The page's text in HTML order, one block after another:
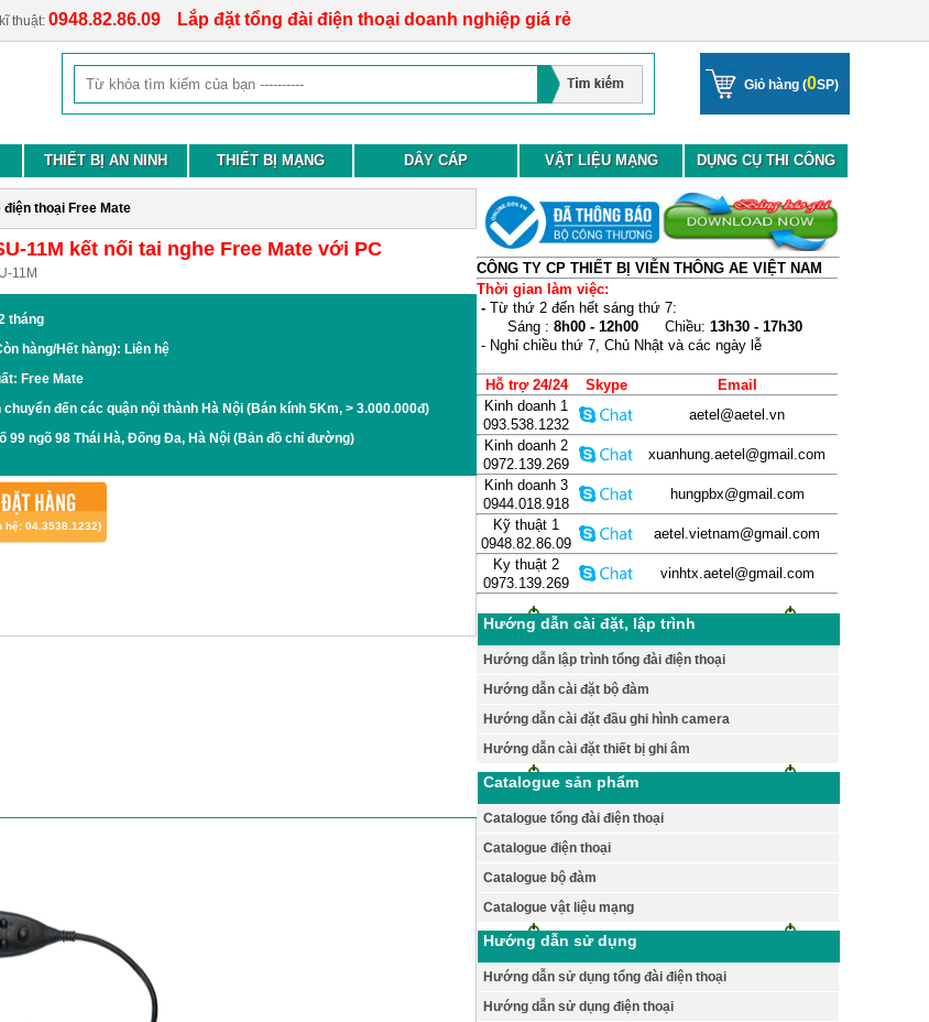
thuật: 0948.82.86.09 Lắp đặt tổng đài điện thoại doanh nghiệp giá rẻ
Giỏ hàng (0SP)
THIẾT BỊ AN NINH THIẾT BỊ MẠNG DÂY CÁP VẬT LIỆU MẠNG DỤNG CỤ THI CÔNG
điện thoại Free Mate
11M kết nối tai nghe Free Mate với PC
11M
tháng
hàng/Hết hàng): Liên hệ
Free Mate
chuyển đến các quận nội thành Hà Nội (Bán kính 5Km, > 3.000.000đ)
99 ngõ 98 Thái Hà, Đống Đa, Hà Nội (Bản đồ chỉ đường)
ĐẶT HÀNG
hệ: 04.3538.1232)
CÔNG TY CP THIẾT BỊ VIỄN THÔNG AE VIỆT NAM
Thời gian làm việc:
- Từ thứ 2 đến hết sáng thứ 7:
Sáng : 8h00 - 12h00 Chiều: 13h30 - 17h30
- Nghỉ chiều thứ 7, Chủ Nhật và các ngày lễ
Hỗ trợ 24/24 Skype
Email
Kinh doanh 1
093.538.1232
aetel@aetel.vn
Kinh doanh 2
0972.139.269
xuanhung.aetel@gmail.com
Kinh doanh 3
0944.018.918
hungpbx@gmail.com
Kỹ thuật 1
0948.82.86.09
aetel.vietnam@gmail.com
Ky thuật 2
0973.139.269
vinhtx.aetel@gmail.com
Hướng dẫn cài đặt, lập trình
Hướng dẫn lập trình tổng đài điện thoại
Hướng dẫn cài đặt bộ đàm
Hướng dẫn cài đặt đầu ghi hình camera
Hướng dẫn cài đặt thiết bị ghi âm
Catalogue sản phẩm
Catalogue tổng đài điện thoại
Catalogue điện thoại
Catalogue bộ đàm
Catalogue vật liệu mạng
Hướng dẫn sử dụng
Hướng dẫn sử dụng tổng đài điện thoại
Hướng dẫn sử dụng điện thoại